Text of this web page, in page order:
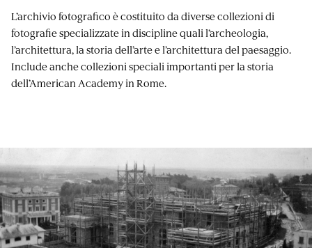
L’archivio fotografico è costituito da diverse collezioni di
fotografie specializzate in discipline quali l’archeologia,
l’architettura, la storia dell’arte e l’architettura del paesaggio.
Include anche collezioni speciali importanti per la storia
dell’American Academy in Rome.